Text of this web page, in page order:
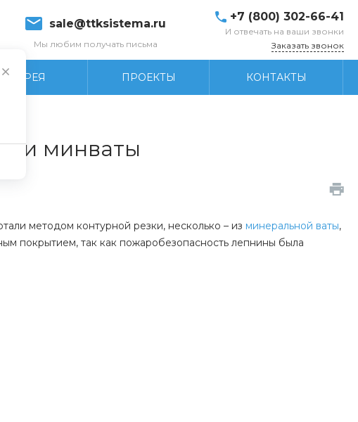
sale@ttksistema.ru
Мы любим получать письма
+7 (800) 302-66-41
И отвечать на ваши звонки
Заказать звонок
ПРОЕКТЫ КОНТАКТЫ
и минваты
методом контурной резки, несколько – из минеральной ваты,
покрытием, так как пожаробезопасность лепнины была